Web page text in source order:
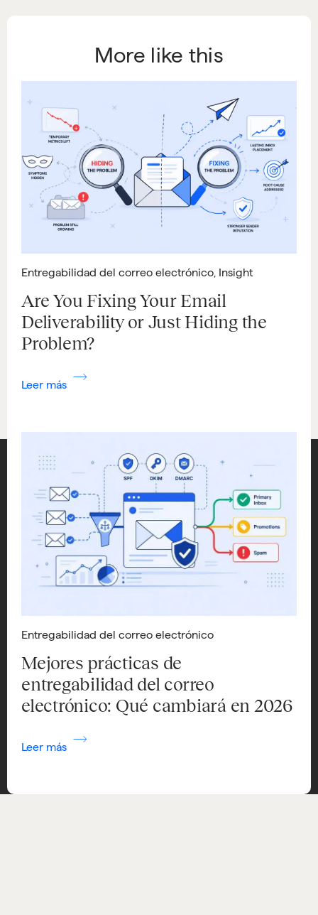
More like this
Entregabilidad del correo electrónico, Insight
Are You Fixing Your Email
Deliverability or Just Hiding the
Problem?
Leer más
Entregabilidad del correo electrónico
Mejores prácticas de
entregabilidad del correo
electrónico: Qué cambiará en 2026
Leer más